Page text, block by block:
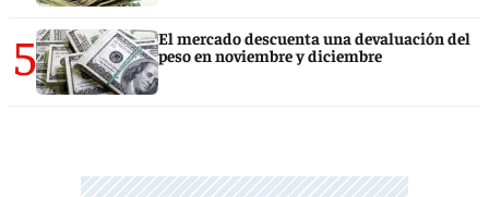
5
El mercado descuenta una devaluación del
peso en noviembre y diciembre